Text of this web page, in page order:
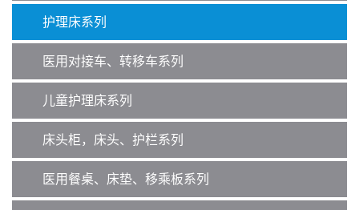
护理床系列
医用对接车、转移车系列
儿童护理床系列
床头柜，床头、护栏系列
医用餐桌、床垫、移乘板系列